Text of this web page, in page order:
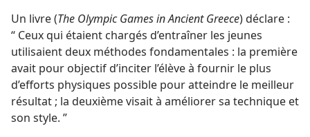
Un livre (The Olympic Games in Ancient Greece) déclare :
“ Ceux qui étaient chargés d’entraîner les jeunes
utilisaient deux méthodes fondamentales : la première
avait pour objectif d’inciter l’élève à fournir le plus
d’efforts physiques possible pour atteindre le meilleur
résultat ; la deuxième visait à améliorer sa technique et
son style. ”